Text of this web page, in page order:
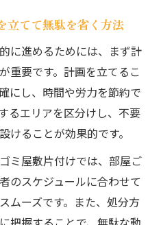
立てて無駄を省く方法
に進めるためには、まず計
重要です。計画を立てるこ
にし、時間や労力を節約で
るエリアを区分けし、不要
けることが効果的です。
ミ屋敷片付けでは、部屋ご
のスケジュールに合わせて
ムーズです。また、処分方